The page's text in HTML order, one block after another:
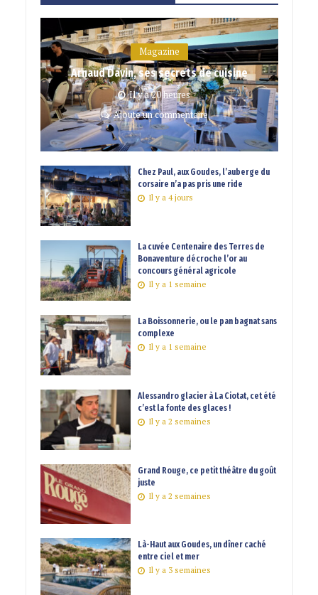
Magazine
Arnaud Davin, ses secrets de cuisine
Il y a 20 heures
Ajoute un commentaire
Chez Paul, aux Goudes, l’auberge du
corsaire n’a pas pris une ride
Il y a 4 jours
La cuvée Centenaire des Terres de
Bonaventure décroche l’or au
concours général agricole
Il y a 1 semaine
La Boissonnerie, ou le pan bagnat sans
complexe
Il y a 1 semaine
Alessandro glacier à La Ciotat, cet été
c’est la fonte des glaces !
Il y a 2 semaines
Grand Rouge, ce petit théâtre du goût
juste
Il y a 2 semaines
Là-Haut aux Goudes, un dîner caché
entre ciel et mer
Il y a 3 semaines